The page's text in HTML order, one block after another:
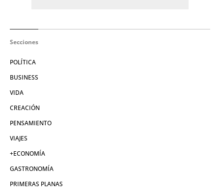
Secciones
POLÍTICA
BUSINESS
VIDA
CREACIÓN
PENSAMIENTO
VIAJES
+ECONOMÍA
GASTRONOMÍA
PRIMERAS PLANAS